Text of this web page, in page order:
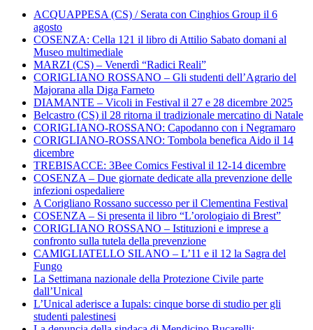
ACQUAPPESA (CS) / Serata con Cinghios Group il 6
agosto
COSENZA: Cella 121 il libro di Attilio Sabato domani al
Museo multimediale
MARZI (CS) – Venerdì “Radici Reali”
CORIGLIANO ROSSANO – Gli studenti dell’Agrario del
Majorana alla Diga Farneto
DIAMANTE – Vicoli in Festival il 27 e 28 dicembre 2025
Belcastro (CS) il 28 ritorna il tradizionale mercatino di Natale
CORIGLIANO-ROSSANO: Capodanno con i Negramaro
CORIGLIANO-ROSSANO: Tombola benefica Aido il 14
dicembre
TREBISACCE: 3Bee Comics Festival il 12-14 dicembre
COSENZA – Due giornate dedicate alla prevenzione delle
infezioni ospedaliere
A Corigliano Rossano successo per il Clementina Festival
COSENZA – Si presenta il libro “L’orologiaio di Brest”
CORIGLIANO ROSSANO – Istituzioni e imprese a
confronto sulla tutela della prevenzione
CAMIGLIATELLO SILANO – L’11 e il 12 la Sagra del
Fungo
La Settimana nazionale della Protezione Civile parte
dall’Unical
L’Unical aderisce a Iupals: cinque borse di studio per gli
studenti palestinesi